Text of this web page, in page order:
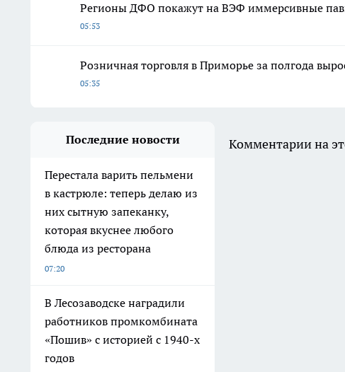
Регионы ДФО покажут на ВЭФ иммерсивные
05:53
Розничная торговля в Приморье за полгода
05:35
Последние новости
Перестала варить пельмени
в кастрюле: теперь делаю из
них сытную запеканку,
которая вкуснее любого
блюда из ресторана
07:20
В Лесозаводске наградили
работников промкомбината
«Пошив» с историей с 1940-х
годов
Комментарии на